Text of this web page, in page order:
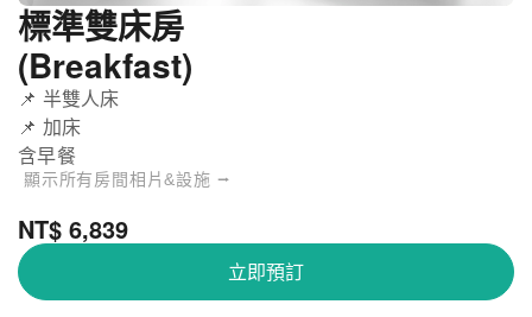
標準雙床房
(Breakfast)
📌 半雙人床
📌 加床
含早餐
顯示所有房間相片&設施 ⭢
NT$ 6,839
立即預訂